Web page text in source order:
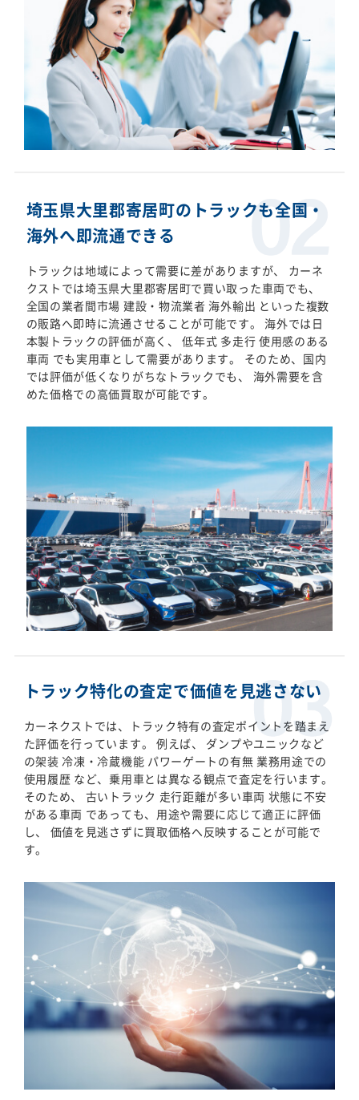
埼玉県大里郡寄居町のトラックも全国・
海外へ即流通できる
トラックは地域によって需要に差がありますが、 カーネ
クストでは埼玉県大里郡寄居町で買い取った車両でも、
全国の業者間市場 建設・物流業者 海外輸出 といった複数
の販路へ即時に流通させることが可能です。 海外では日
本製トラックの評価が高く、 低年式 多走行 使用感のある
車両 でも実用車として需要があります。 そのため、国内
では評価が低くなりがちなトラックでも、 海外需要を含
めた価格での高価買取が可能です。
トラック特化の査定で価値を見逃さない
カーネクストでは、トラック特有の査定ポイントを踏まえ
た評価を行っています。 例えば、 ダンプやユニックなど
の架装 冷凍・冷蔵機能 パワーゲートの有無 業務用途での
使用履歴 など、乗用車とは異なる観点で査定を行います。
そのため、 古いトラック 走行距離が多い車両 状態に不安
がある車両 であっても、用途や需要に応じて適正に評価
し、 価値を見逃さずに買取価格へ反映することが可能で
す。